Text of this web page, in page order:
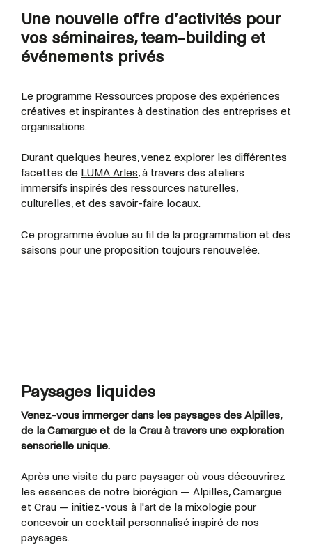
Une nouvelle offre d’activités pour
vos séminaires, team-building et
événements privés
Le programme Ressources propose des expériences
créatives et inspirantes à destination des entreprises et
organisations.
Durant quelques heures, venez explorer les différentes
facettes de LUMA Arles, à travers des ateliers
immersifs inspirés des ressources naturelles,
culturelles, et des savoir-faire locaux.
Ce programme évolue au fil de la programmation et des
saisons pour une proposition toujours renouvelée.
Paysages liquides
Venez-vous immerger dans les paysages des Alpilles,
de la Camargue et de la Crau à travers une exploration
sensorielle unique.
Après une visite du parc paysager où vous découvrirez
les essences de notre biorégion — Alpilles, Camargue
et Crau — initiez-vous à l'art de la mixologie pour
concevoir un cocktail personnalisé inspiré de nos
paysages.